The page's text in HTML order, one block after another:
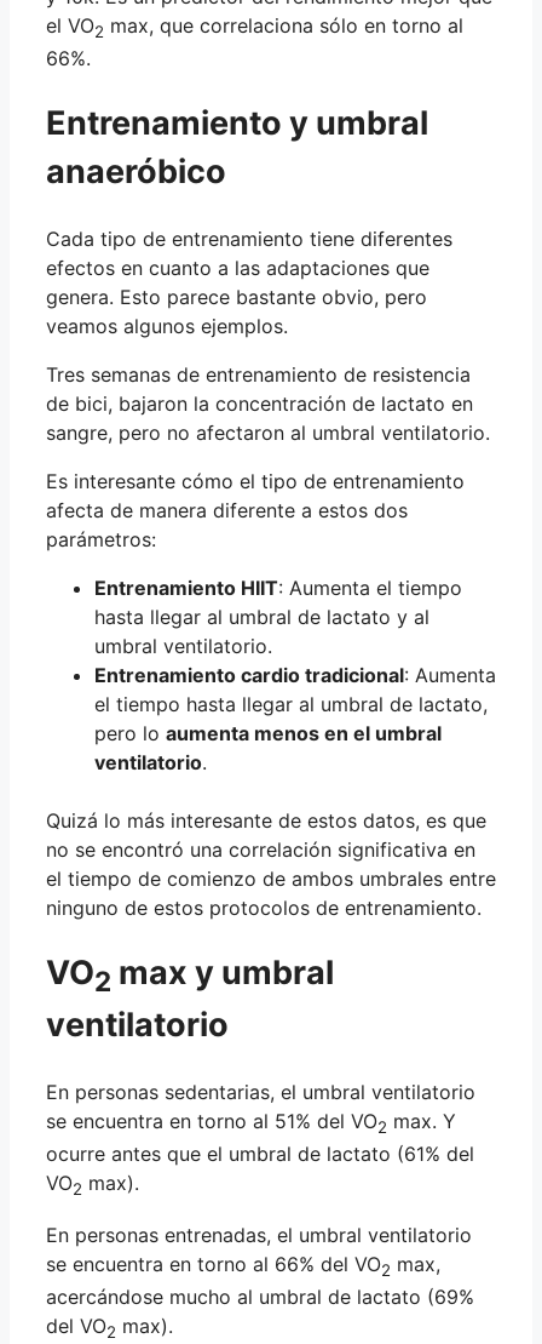
el VO2 max, que correlaciona sólo en torno al
66%.
Entrenamiento y umbral
anaeróbico
Cada tipo de entrenamiento tiene diferentes
efectos en cuanto a las adaptaciones que
genera. Esto parece bastante obvio, pero
veamos algunos ejemplos.
Tres semanas de entrenamiento de resistencia
de bici, bajaron la concentración de lactato en
sangre, pero no afectaron al umbral ventilatorio.
Es interesante cómo el tipo de entrenamiento
afecta de manera diferente a estos dos
parámetros:
Entrenamiento HIIT: Aumenta el tiempo
hasta llegar al umbral de lactato y al
umbral ventilatorio.
Entrenamiento cardio tradicional: Aumenta
el tiempo hasta llegar al umbral de lactato,
pero lo aumenta menos en el umbral
ventilatorio.
Quizá lo más interesante de estos datos, es que
no se encontró una correlación significativa en
el tiempo de comienzo de ambos umbrales entre
ninguno de estos protocolos de entrenamiento.
VO2 max y umbral
ventilatorio
En personas sedentarias, el umbral ventilatorio
se encuentra en torno al 51% del VO2 max. Y
ocurre antes que el umbral de lactato (61% del
VO2 max).
En personas entrenadas, el umbral ventilatorio
se encuentra en torno al 66% del VO2 max,
acercándose mucho al umbral de lactato (69%
del VO2 max).